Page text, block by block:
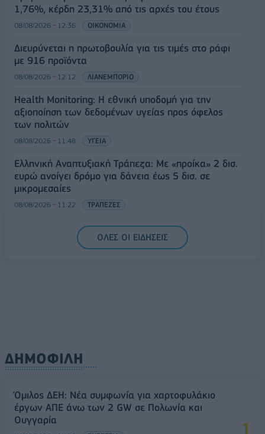
1,76%, κέρδη 23,31% από τις αρχές του έτους
08/08/2026 - 12:36 ΟΙΚΟΝΟΜΙΑ
Διευρύνεται η πρωτοβουλία για τις τιμές στο ράφι
με 916 προϊόντα
08/08/2026 - 12:12 ΛΙΑΝΕΜΠΟΡΙΟ
Health Monitoring: Η εθνική υποδομή για την
αξιοποίηση των δεδομένων υγείας προς όφελος
των πολιτών
08/08/2026 - 11:48 ΥΓΕΙΑ
Ελληνική Αναπτυξιακή Τράπεζα: Με «προίκα» 2 δισ.
ευρώ ανοίγει δρόμο για δάνεια έως 5 δισ. σε
μικρομεσαίες
08/08/2026 - 11:22 ΤΡΑΠΕΖΕΣ
5G παντού, 6G στον ορίζοντα: Πού βρίσκεται η
Ελλάδα στη μεγάλη τεχνολογική μετάβαση
ΟΛΕΣ ΟΙ ΕΙΔΗΣΕΙΣ
ΔΗΜΟΦΙΛΗ
Όμιλος ΔΕΗ: Νέα συμφωνία για χαρτοφυλάκιο
έργων ΑΠΕ άνω των 2 GW σε Πολωνία και
Ουγγαρία